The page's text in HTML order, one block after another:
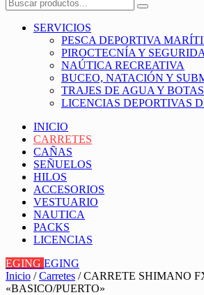
SERVICIOS
PESCA DEPORTIVA
PIROCTECNÍA Y
NAÚTICA RECREATIVA
BUCEO, NATACIÓN Y
TRAJES DE AGUA Y BOTAS
LICENCIAS DEPORTIVAS
INICIO
CARRETES
CAÑAS
SEÑUELOS
HILOS
ACCESORIOS
VESTUARIO
NAUTICA
PACKS
LICENCIAS
EGING EGING
Inicio /Carretes / CARRETE SHIMANO
«BASICO/PUERTO»